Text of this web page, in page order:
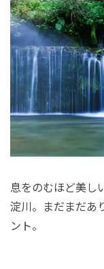
息をのむほど美し
淀川。まだまだあ
ント。